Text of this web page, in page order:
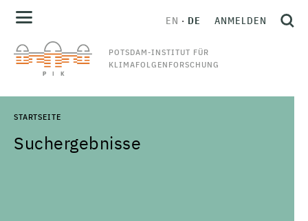
POTSDAM-INSTITUT FÜR
KLIMAFOLGENFORSCHUNG
EN DE ANMELDEN
STARTSEITE
Suchergebnisse